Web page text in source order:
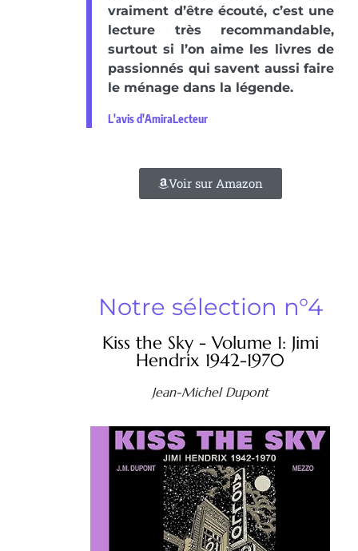
vraiment d’être écouté, c’est une
lecture très recommandable,
surtout si l’on aime les livres de
passionnés qui savent aussi faire
le ménage dans la légende.
L'avis d'AmiraLecteur
Voir sur Amazon
Notre sélection n°4
Kiss the Sky - Volume 1: Jimi
Hendrix 1942-1970
Jean-Michel Dupont